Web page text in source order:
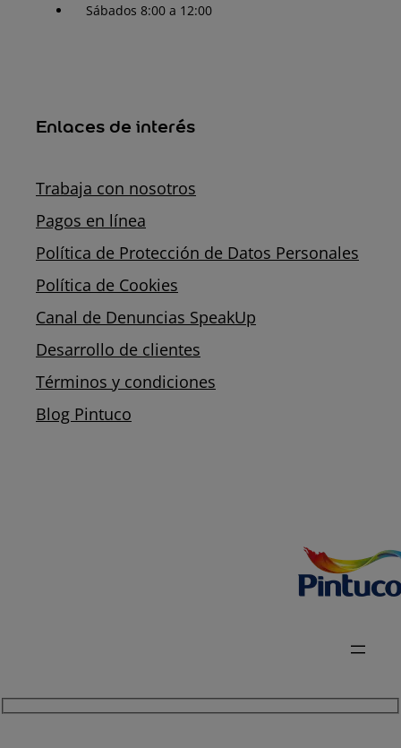
Sábados 8:00 a 12:00
Enlaces de interés
Trabaja con nosotros
Pagos en línea
Política de Protección de Datos Personales
Política de Cookies
Canal de Denuncias SpeakUp
Desarrollo de clientes
Términos y condiciones
Blog Pintuco